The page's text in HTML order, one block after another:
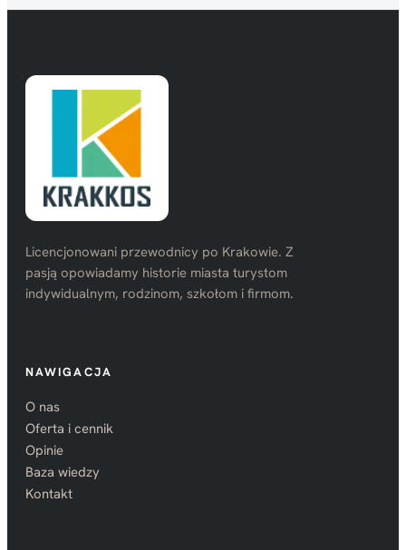
Licencjonowani przewodnicy po Krakowie. Z
pasją opowiadamy historie miasta turystom
indywidualnym, rodzinom, szkołom i firmom.
NAWIGACJA
O nas
Oferta i cennik
Opinie
Baza wiedzy
Kontakt